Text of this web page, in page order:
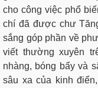
cho công việc phổ
chí đã được chư
sắng góp phần về
viết thường xuyên
nhàng, bóng bẩy và
sâu xa của kinh